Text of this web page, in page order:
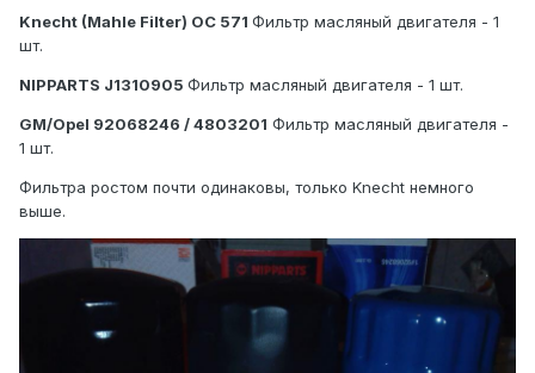
Knecht (Mahle Filter) OC 571 Фильтр масляный двигателя - 1
шт.
NIPPARTS J1310905 Фильтр масляный двигателя - 1 шт.
GM/Opel 92068246 / 4803201 Фильтр масляный двигателя -
1 шт.
Фильтра ростом почти одинаковы, только Knecht немного
выше.